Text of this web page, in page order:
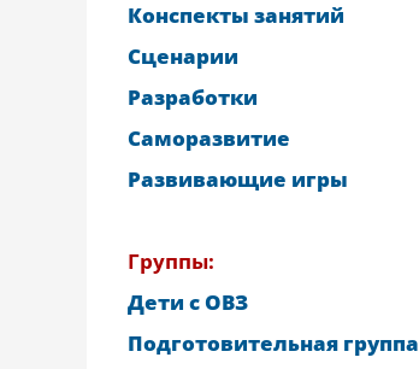
Конспекты занятий
Сценарии
Разработки
Саморазвитие
Развивающие игры
Группы:
Дети с ОВЗ
Подготовительная группа